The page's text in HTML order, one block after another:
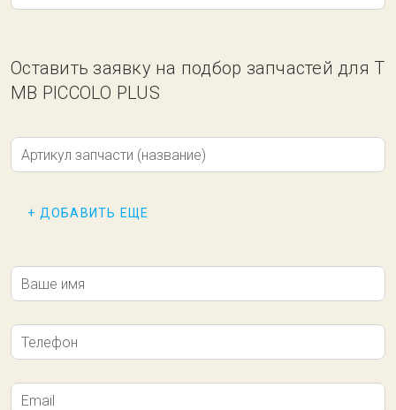
Оставить заявку на подбор запчастей для T
MB PICCOLO PLUS
Артикул запчасти (название)
+ ДОБАВИТЬ ЕЩЕ
Ваше имя
Телефон
Email